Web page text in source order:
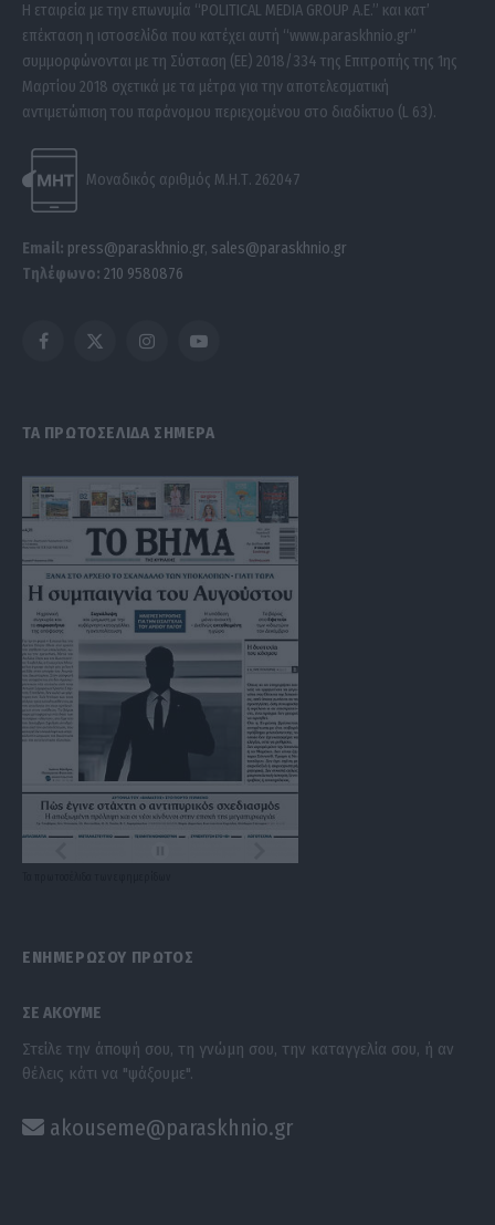
Η εταιρεία με την επωνυμία “POLITICAL MEDIA GROUP A.E.” και κατ’
επέκταση η ιστοσελίδα που κατέχει αυτή “www.paraskhnio.gr”
συμμορφώνονται με τη Σύσταση (ΕΕ) 2018/334 της Επιτροπής της 1ης
Μαρτίου 2018 σχετικά με τα μέτρα για την αποτελεσματική
αντιμετώπιση του παράνομου περιεχομένου στο διαδίκτυο (L 63).
Μοναδικός αριθμός Μ.Η.Τ. 262047
Email: press@paraskhnio.gr, sales@paraskhnio.gr
Τηλέφωνο: 210 9580876
Facebook
X
InstagramYouTube
ΤΑ ΠΡΩΤΟΣΕΛΙΔΑ ΣΗΜΕΡΑ
ΕΝΗΜΕΡΩΣΟΥ ΠΡΩΤΟΣ
ΣΕ ΑΚΟΥΜΕ
Στείλε την άποψή σου, τη γνώμη σου, την καταγγελία σου, ή αν
θέλεις κάτι να "ψάξουμε".
akouseme@paraskhnio.gr